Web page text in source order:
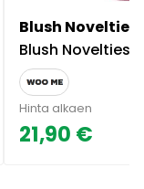
Blush Novelties
Blush Novelties
Hinta alkaen
21,90 €